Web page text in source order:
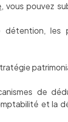
, vous pouvez
les
de
et la